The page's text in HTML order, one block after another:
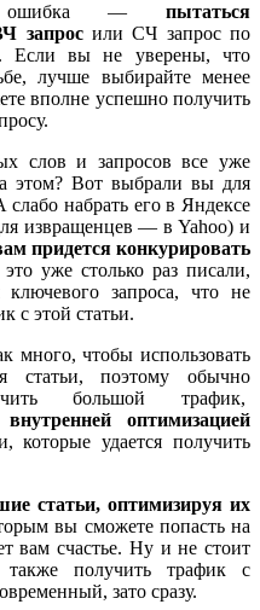
ошибка — пытаться
запросили СЧ запрос по
Если вы не уверены, что
лучше выбирайте менее
вполне успешно получить
слов и запросов все уже
этом? Вот выбрали вы для
набрать его в Яндексе
извращенцев — в Yahoo) и
придется конкурировать
уже столько раз писали,
запроса, что не
с этой статьи.
много, чтобы использовать
статьи, поэтому обычно
большой трафик,
внутренней оптимизацией
которые удается получить
статьи, оптимизируя их
вы сможете попасть на
вам счастье. Ну и не стоит
получить трафик с
зато сразу.